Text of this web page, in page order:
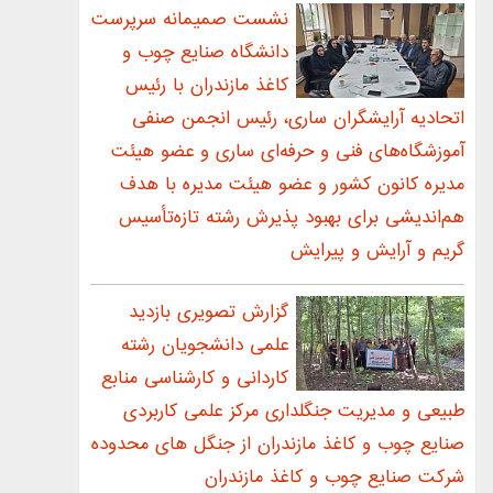
نشست صمیمانه سرپرست
دانشگاه صنایع چوب و
کاغذ مازندران با رئیس
اتحادیه آرایشگران ساری، رئیس انجمن صنفی
آموزشگاه‌های فنی و حرفه‌ای ساری و عضو هیئت
مدیره کانون کشور و عضو هیئت مدیره با هدف
هم‌اندیشی برای بهبود پذیرش رشته تازه‌تأسیس
گریم و آرایش و پیرایش
گزارش تصويری بازديد
علمی دانشجويان رشته
كاردانی و کارشناسی منابع
طبيعی و مديريت جنگلداری مركز علمی كاربردی
صنايع چوب و كاغذ مازندران از جنگل های محدوده
شركت صنايع چوب و كاغذ مازندران